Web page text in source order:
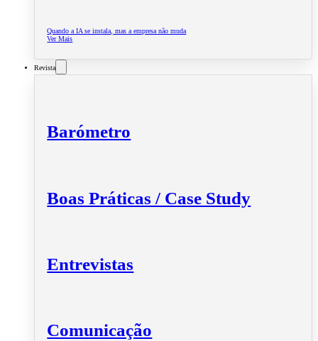
Quando a IA se instala, mas a empresa não muda
Ver Mais
Revista
Barómetro
Boas Práticas / Case Study
Entrevistas
Comunicação